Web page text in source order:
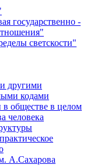
государственно -
светскости"
другими
кодами
обществе в целом
человека
А.Сахарова